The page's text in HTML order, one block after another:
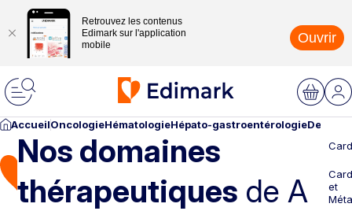
Retrouvez les contenus
Edimark sur l'application
mobile
Ouvrir
AccueilOncologieHématologieHépato-gastroentérologie
Nos domaines
thérapeutiques de A
et